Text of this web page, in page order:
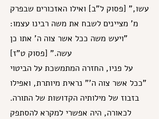
עשו," [פסוק ל"ב] ואילו האזכורים שבפרק
מ' מציינים לשבח את משה רבינו עצמו:
"ויעש משה ככל אשר צוה ה' אתו כן
עשה." [פסוק ט"ז]
על פניו, החזרה המתמשכת על הביטוי
"ככל אשר צוה ה'" נראית מיותרת, ואפילו
בזבוז של מילותיה הקדושות של התורה.
לכאורה, היה אפשרי למקרא להסתפק